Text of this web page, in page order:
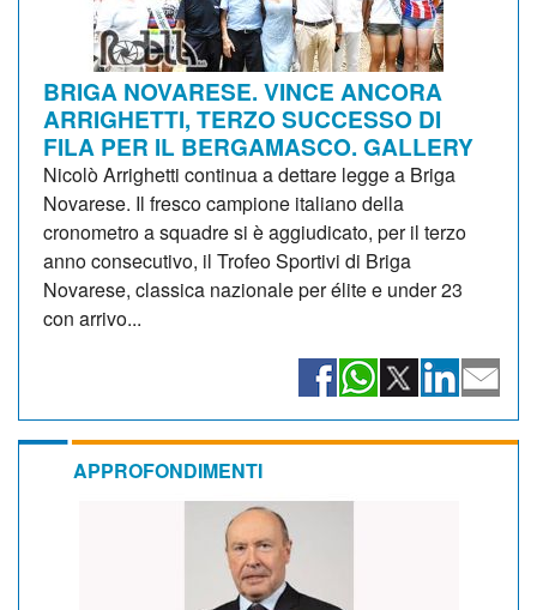
BRIGA NOVARESE. VINCE ANCORA
ARRIGHETTI, TERZO SUCCESSO DI
FILA PER IL BERGAMASCO. GALLERY
Nicolò Arrighetti continua a dettare legge a Briga
Novarese. Il fresco campione italiano della
cronometro a squadre si è aggiudicato, per il terzo
anno consecutivo, il Trofeo Sportivi di Briga
Novarese, classica nazionale per élite e under 23
con arrivo...
APPROFONDIMENTI